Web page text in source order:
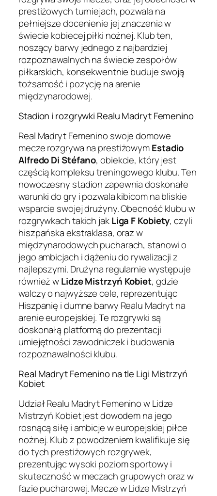
prestiżowych turniejach, pozwala na
pełniejsze docenienie jej znaczenia w
świecie kobiecej piłki nożnej. Klub ten,
noszący barwy jednego z najbardziej
rozpoznawalnych na świecie zespołów
piłkarskich, konsekwentnie buduje swoją
tożsamość i pozycję na arenie
międzynarodowej.
Stadion i rozgrywki Realu Madryt Femenino
Real Madryt Femenino swoje domowe
mecze rozgrywa na prestiżowymEstadio
Alfredo Di Stéfano, obiekcie, który jest
częścią kompleksu treningowego klubu. Ten
nowoczesny stadion zapewnia doskonałe
warunki do gry i pozwala kibicom na bliskie
wsparcie swojej drużyny. Obecność klubu w
rozgrywkach takich jakLiga F Kobiety, czyli
hiszpańska ekstraklasa, oraz w
międzynarodowych pucharach, stanowi o
jego ambicjach i dążeniu do rywalizacji z
najlepszymi. Drużyna regularnie występuje
również wLidze Mistrzyń Kobiet, gdzie
walczy o najwyższe cele, reprezentując
Hiszpanię i dumne barwy Realu Madryt na
arenie europejskiej. Te rozgrywki są
doskonałą platformą do prezentacji
umiejętności zawodniczek i budowania
rozpoznawalności klubu.
Real Madryt Femenino na tle Ligi Mistrzyń
Kobiet
Udział Realu Madryt Femenino w Lidze
Mistrzyń Kobiet jest dowodem na jego
rosnącą siłę i ambicje w europejskiej piłce
nożnej. Klub z powodzeniem kwalifikuje się
do tych prestiżowych rozgrywek,
prezentując wysoki poziom sportowy i
skuteczność w meczach grupowych oraz w
fazie pucharowej. Mecze w Lidze Mistrzyń